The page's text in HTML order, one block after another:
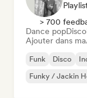
> 700
Dance popDisco
Ajouter dans
Funk Disco
Funky / Jackin